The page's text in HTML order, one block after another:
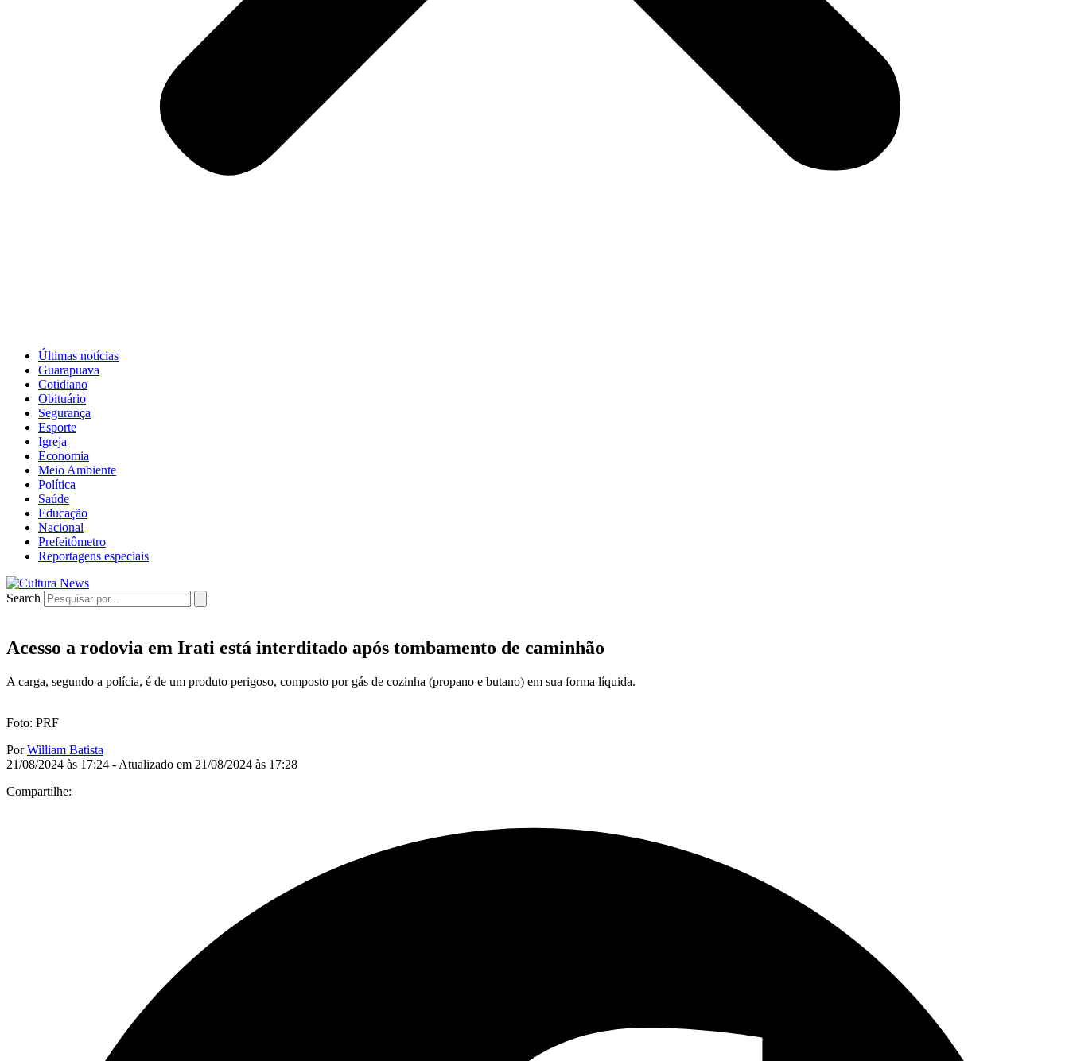
Últimas notícias
Guarapuava
Cotidiano
Obituário
Segurança
Esporte
Igreja
Economia
Meio Ambiente
Política
Saúde
Educação
Nacional
Prefeitômetro
Reportagens especiais
Search
Acesso a rodovia em Irati está interditado após tombamento de caminhão
A carga, segundo a polícia, é de um produto perigoso, composto por gás de cozinha (propano e butano) em sua forma líquida.
Foto: PRF
PorWilliam Batista
21/08/2024 às 17:24 - Atualizado em 21/08/2024 às 17:28
Compartilhe: